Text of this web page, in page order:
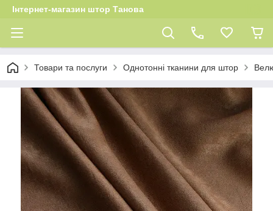
Інтернет-магазин штор Танова
Товари та послуги Однотонні тканини для штор